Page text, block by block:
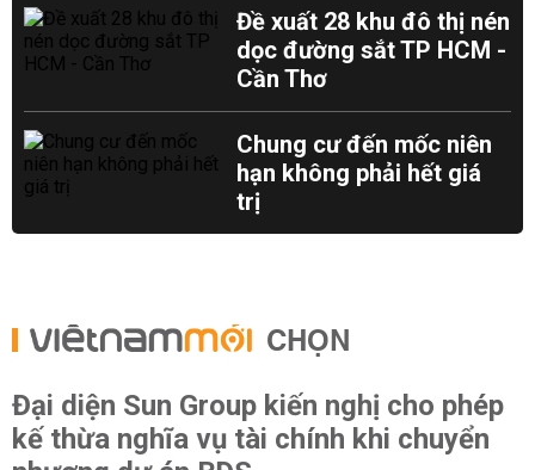
Đề xuất 28 khu đô thị nén
dọc đường sắt TP HCM -
Cần Thơ
Chung cư đến mốc niên
hạn không phải hết giá
trị
CHỌN
Đại diện Sun Group kiến nghị cho phép
kế thừa nghĩa vụ tài chính khi chuyển